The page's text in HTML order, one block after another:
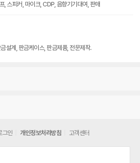
, 스피커, 마이크, CDP, 음향기기대여, 판매
설계, 판금케이스, 판금제품, 전문제작.
그인 개인정보처리방침 고객센터